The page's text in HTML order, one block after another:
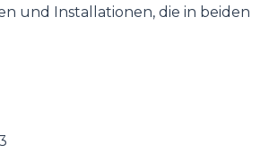
und Installationen, die in beiden